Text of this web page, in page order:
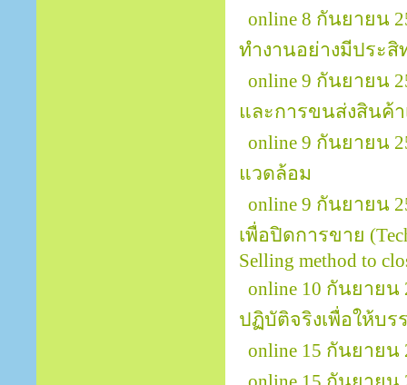
online 8 กันยายน
ทำงานอย่างมีประสิ
online 9 กันยายน
และการขนส่งสินค้
online 9 กันยายน
แวดล้อม
online 9 กันยายน
เพื่อปิดการขาย
Selling method to
online 10 กันยายน
ปฏิบัติจริงเพื่อให้บร
online 15 กันยายน